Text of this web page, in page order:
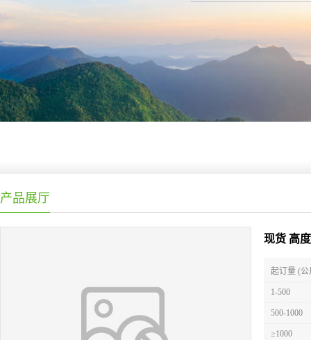
产品展厅
现货 高
起订量 (公
1-500
500-1000
≥1000